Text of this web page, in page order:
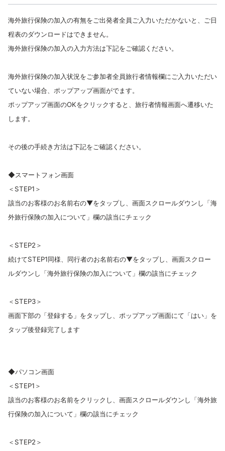
海外旅行保険の加入の有無をご出発者全員ご入力いただかないと、ご日
程表のダウンロードはできません。
海外旅行保険の加入の入力方法は下記をご確認ください。
海外旅行保険の加入状況をご参加者全員旅行者情報欄にご入力いただい
ていない場合、ポップアップ画面がでます。
ポップアップ画面のOKをクリックすると、旅行者情報画面へ遷移いた
します。
その後の手続き方法は下記をご確認ください。
◆スマートフォン画面
＜STEP1＞
該当のお客様のお名前右の▼をタップし、画面スクロールダウンし「海
外旅行保険の加入について」欄の該当にチェック
＜STEP2＞
続けてSTEP1同様、同行者のお名前右の▼をタップし、画面スクロー
ルダウンし「海外旅行保険の加入について」欄の該当にチェック
＜STEP3＞
画面下部の「登録する」をタップし、ポップアップ画面にて「はい」を
タップ後登録完了します
◆パソコン画面
＜STEP1＞
該当のお客様のお名前をクリックし、画面スクロールダウンし「海外旅
行保険の加入について」欄の該当にチェック
＜STEP2＞